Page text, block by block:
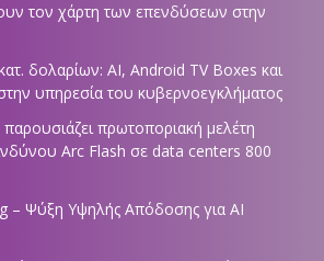
τον χάρτη των επενδύσεων στην
δολαρίων: AI, Android TV Boxes και
υπηρεσία του κυβερνοεγκλήματος
πρωτοποριακή μελέτη
Arc Flash σε data centers 800
– Ψύξη Υψηλής Απόδοσης για AI